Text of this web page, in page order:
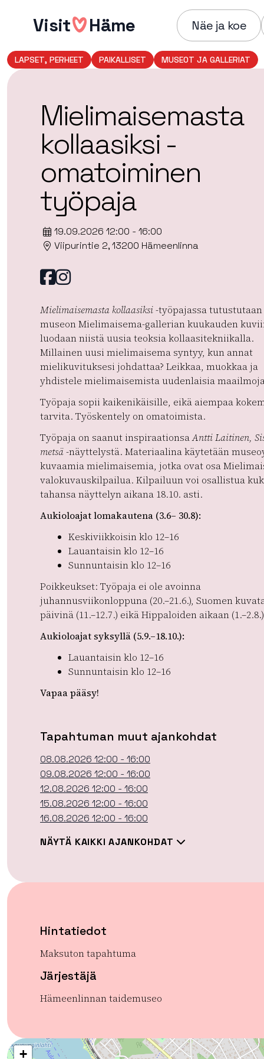
sisältöönVisit Häme Näe ja koe
LAPSET, PERHEET PAIKALLISET MUSEOT JA GALLERIAT
Mielimaisemasta
kollaasiksi -
omatoiminen
työpaja
19.09.2026 12:00 - 16:00
Viipurintie 2, 13200 Hämeenlinna
Facebook
instagram
Mielimaisemasta kollaasiksi-työpajassa tutustutaan
museon Mielimaisema-gallerian kuukauden
luodaan niistä uusia teoksia kollaasitekniikalla.
Millainen uusi mielimaisema syntyy, kun annat
mielikuvituksesi johdattaa? Leikkaa, muokkaa ja
yhdistele mielimaisemista uudenlaisia
Työpaja sopii kaikenikäisille, eikä aiempaa
tarvita. Työskentely on omatoimista.
Työpaja on saanut inspiraationsaAntti Laitinen,
metsä-näyttelystä. Materiaalina käytetään
kuvaamia mielimaisemia, jotka ovat osa
valokuvauskilpailua. Kilpailuun voi osallistua
tahansa näyttelyn aikana 18.10. asti.
Aukioloajat lomakautena (3.6– 30.8):
Keskiviikkoisin klo 12–16
Lauantaisin klo 12–16
Sunnuntaisin klo 12–16
Poikkeukset: Työpaja ei ole avoinna
juhannusviikonloppuna (20.–21.6.), Suomen
päivinä (11.–12.7.) eikä Hippaloiden aikaan
Aukioloajat syksyllä (5.9.–18.10.):
Lauantaisin klo 12–16
Sunnuntaisin klo 12–16
Vapaa pääsy!
Tapahtuman muut ajankohdat
08.08.2026 12:00 - 16:00
09.08.2026 12:00 - 16:00
12.08.2026 12:00 - 16:00
15.08.2026 12:00 - 16:00
16.08.2026 12:00 - 16:00
NÄYTÄ KAIKKI AJANKOHDAT
Hintatiedot
Maksuton tapahtuma
Järjestäjä
Hämeenlinnan taidemuseo
+